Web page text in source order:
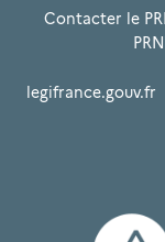
Contacter le
legifrance.gouv.fr